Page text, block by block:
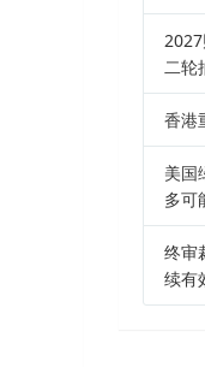
二轮
香港
美国
多可
终审
续有